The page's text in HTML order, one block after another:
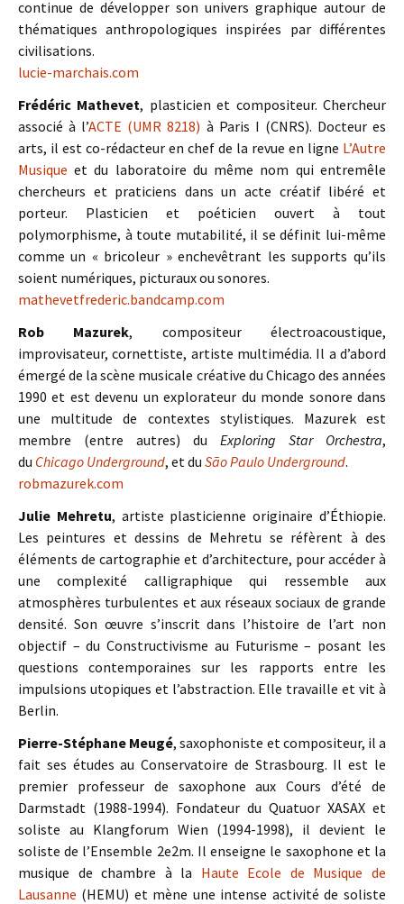
continue de développer son univers graphique autour de
thématiques anthropologiques inspirées par différentes
civilisations.
lucie-marchais.com
Frédéric Mathevet, plasticien et compositeur. Chercheur
associé à l’ACTE (UMR 8218) à Paris I (CNRS). Docteur es
arts, il est co-rédacteur en chef de la revue en ligne L’Autre
Musique et du laboratoire du même nom qui entremêle
chercheurs et praticiens dans un acte créatif libéré et
porteur. Plasticien et poéticien ouvert à tout
polymorphisme, à toute mutabilité, il se définit lui-même
comme un « bricoleur » enchevêtrant les supports qu’ils
soient numériques, picturaux ou sonores.
mathevetfrederic.bandcamp.com
Rob Mazurek, compositeur électroacoustique,
improvisateur, cornettiste, artiste multimédia. Il a d’abord
émergé de la scène musicale créative du Chicago des années
1990 et est devenu un explorateur du monde sonore dans
une multitude de contextes stylistiques. Mazurek est
membre (entre autres) du Exploring Star Orchestra,
du Chicago Underground, et du São Paulo Underground.
robmazurek.com
Julie Mehretu, artiste plasticienne originaire d’Éthiopie.
Les peintures et dessins de Mehretu se réfèrent à des
éléments de cartographie et d’architecture, pour accéder à
une complexité calligraphique qui ressemble aux
atmosphères turbulentes et aux réseaux sociaux de grande
densité. Son œuvre s’inscrit dans l’histoire de l’art non
objectif – du Constructivisme au Futurisme – posant les
questions contemporaines sur les rapports entre les
impulsions utopiques et l’abstraction. Elle travaille et vit à
Berlin.
Pierre-Stéphane Meugé, saxophoniste et compositeur, il a
fait ses études au Conservatoire de Strasbourg. Il est le
premier professeur de saxophone aux Cours d’été de
Darmstadt (1988-1994). Fondateur du Quatuor XASAX et
soliste au Klangforum Wien (1994-1998), il devient le
soliste de l’Ensemble 2e2m. Il enseigne le saxophone et la
musique de chambre à la Haute Ecole de Musique de
Lausanne (HEMU) et mène une intense activité de soliste